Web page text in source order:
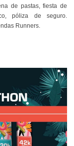
de pastas, fiesta de
póliza de seguro.
Runners.